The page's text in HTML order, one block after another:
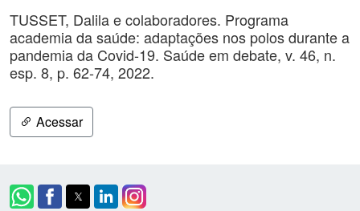
TUSSET, Dalila e colaboradores. Programa
academia da saúde: adaptações nos polos durante a
pandemia da Covid-19. Saúde em debate, v. 46, n.
esp. 8, p. 62-74, 2022.
Acessar